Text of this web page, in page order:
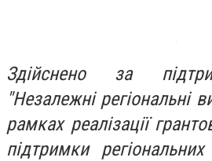
Здійснено за
"Незалежні регіональні
рамках реалізації
підтримки